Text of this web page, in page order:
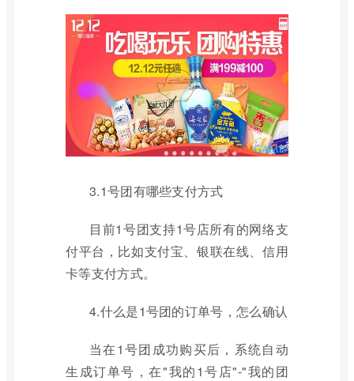
3.1号团有哪些支付方式
目前1号团支持1号店所有的网络支
付平台，比如支付宝、银联在线、信用
卡等支付方式。
4.什么是1号团的订单号，怎么确认
当在1号团成功购买后，系统自动
生成订单号，在"我的1号店"-"我的团